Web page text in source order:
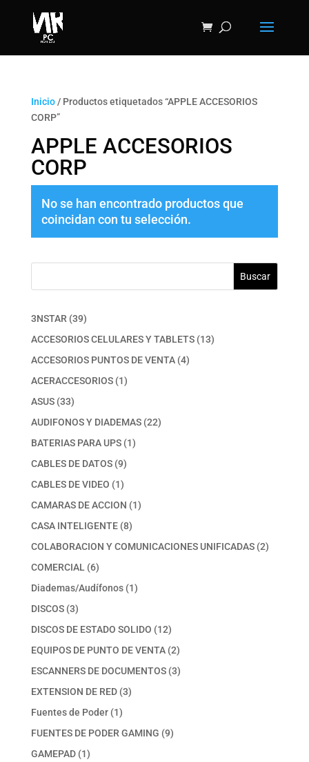
Inicio/ Productos etiquetados “APPLE ACCESORIOS
CORP”
APPLE ACCESORIOS
CORP
No se han encontrado productos que
coincidan con tu selección.
Buscar
3NSTAR 3939
productos
ACCESORIOS CELULARES Y TABLETS 1313
ACCESORIOS PUNTOS DE VENTA 44
ACERACCESORIOS 11
ASUS 3333
productos
AUDIFONOS Y DIADEMAS 2222
BATERIAS PARA UPS 11
CABLES DE DATOS 99
productos
CABLES DE VIDEO 11
producto
CAMARAS DE ACCION 11
CASA INTELIGENTE 88
productos
COLABORACION Y COMUNICACIONES UNIFICADAS 22
COMERCIAL 66
productos
Diademas/Audífonos 11
DISCOS 33
productos
DISCOS DE ESTADO SOLIDO 1212
productos
EQUIPOS DE PUNTO DE VENTA 22
productos
ESCANNERS DE DOCUMENTOS 33
EXTENSION DE RED 33
Fuentes de Poder 11
producto
FUENTES DE PODER GAMING 99
GAMEPAD 11